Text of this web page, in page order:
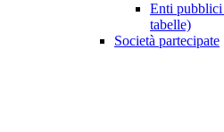
Enti
tabelle)
Società partecipate